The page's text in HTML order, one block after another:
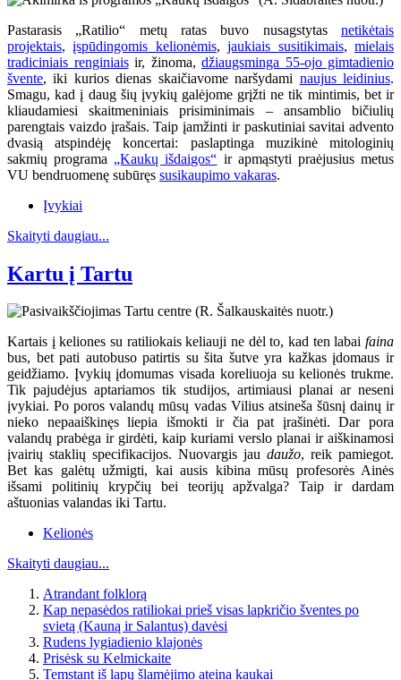
Pastarasis „Ratilio“ metų ratas buvo nusagstytas netikėtais
projektais,įspūdingomis kelionėmis,jaukiais susitikimais,mielais
tradiciniais renginiaisir, žinoma, džiaugsminga 55-ojo gimtadienio
švente, iki kurios dienas skaičiavome naršydami naujus leidinius.
Smagu, kad į daug šių įvykių galėjome grįžti ne tik mintimis, bet ir
kliaudamiesi skaitmeniniais prisiminimais – ansamblio bičiulių
parengtais vaizdo įrašais. Taip įamžinti ir paskutiniai savitai advento
dvasią atspindėję koncertai: paslaptinga muzikinė mitologinių
sakmių programa „Kaukų išdaigos“ ir apmąstyti praėjusius metus
VU bendruomenę subūręs susikaupimo vakaras.
Įvykiai
Skaityti daugiau...
Kartu į Tartu
Kartais į keliones su ratiliokais keliauji ne dėl to, kad ten labai faina
bus, bet pati autobuso patirtis su šita šutve yra kažkas įdomaus ir
geidžiamo. Įvykių įdomumas visada koreliuoja su kelionės trukme.
Tik pajudėjus aptariamos tik studijos, artimiausi planai ar neseni
įvykiai. Po poros valandų mūsų vadas Vilius atsineša šūsnį dainų ir
nieko nepaaiškinęs liepia išmokti ir čia pat įrašinėti. Dar pora
valandų prabėga ir girdėti, kaip kuriami verslo planai ir aiškinamosi
įvairių staklių specifikacijos. Nuovargis jau daužo, reik pamiegot.
Bet kas galėtų užmigti, kai ausis kibina mūsų profesorės Ainės
išsami politinių krypčių bei teorijų apžvalga? Taip ir dardam
aštuonias valandas iki Tartu.
Kelionės
Skaityti daugiau...
Atrandant folklorą
Kap nepasėdos ratiliokai prieš visas lapkričio šventes po
svietą (Kauną ir Salantus) davėsi
Rudens lygiadienio klajonės
Prisėsk su Kelmickaite
Temstant iš lapų šlamėjimo ateina kaukai